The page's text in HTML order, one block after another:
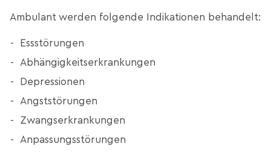
Ambulant werden folgende Indikationen behandelt:
Essstörungen
Abhängigkeitserkrankungen
Depressionen
Angststörungen
Zwangserkrankungen
Anpassungsstörungen